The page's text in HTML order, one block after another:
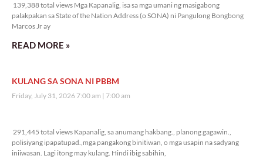
139,388 total views Mga Kapanalig, isa sa mga umani ng masigabong
palakpakan sa State of the Nation Address (o SONA) ni Pangulong Bongbong
Marcos Jr ay
READ MORE »
KULANG SA SONA NI PBBM
Friday, July 31, 2026 7:00 am 7:00 am
291,445 total views Kapanalig, sa anumang hakbang., planong gagawin.,
polisiyang ipapatupad.,mga pangakong binitiwan, o mga usapin na sadyang
iniiwasan. Lagi itong may kulang. Hindi ibig sabihin,